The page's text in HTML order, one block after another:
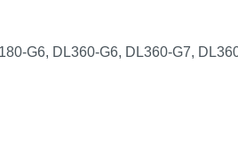
G6, DL360-G6, DL360-G7,